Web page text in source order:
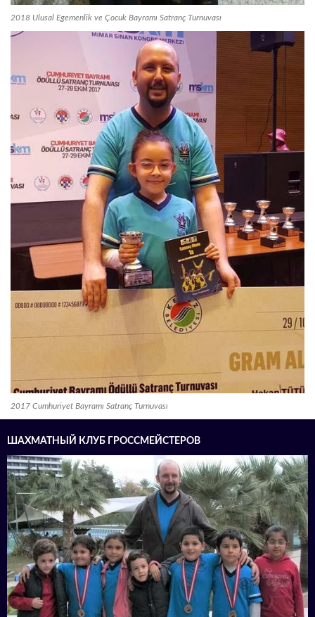
2018 Ulusal Egemenlik ve Çocuk Bayramı Satranç Turnuvası
2017 Cumhuriyet Bayramı Satranç Turnuvası
ШАХМАТНЫЙ КЛУБ ГРОССМЕЙСТЕРОВ